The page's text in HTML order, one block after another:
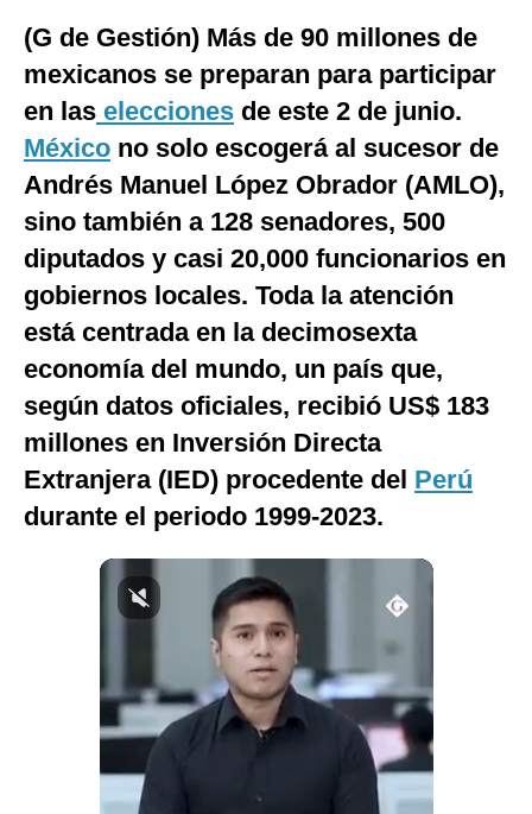
España
Internacional
Tecnología
Club del Suscriptor
Mix
G de Gestión
Notas Contratadas
Podcast
Gestión TV
Videos
Fotogalerías
(G de Gestión) Más de 90 millones de
mexicanos se preparan para participar
en las elecciones de este 2 de junio.
México no solo escogerá al sucesor de
Andrés Manuel López Obrador (AMLO),
sino también a 128 senadores, 500
diputados y casi 20,000 funcionarios en
gobiernos locales. Toda la atención
está centrada en la decimosexta
economía del mundo, un país que,
según datos oficiales, recibió US$ 183
millones en Inversión Directa
Extranjera (IED) procedente del Perú
durante el periodo 1999-2023.